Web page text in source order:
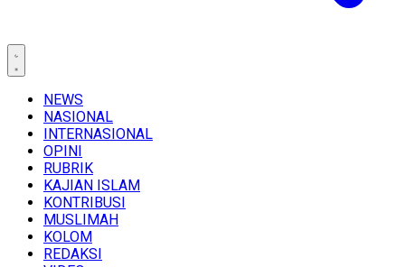
NEWS
NASIONAL
INTERNASIONAL
OPINI
RUBRIK
KAJIAN ISLAM
KONTRIBUSI
MUSLIMAH
KOLOM
REDAKSI